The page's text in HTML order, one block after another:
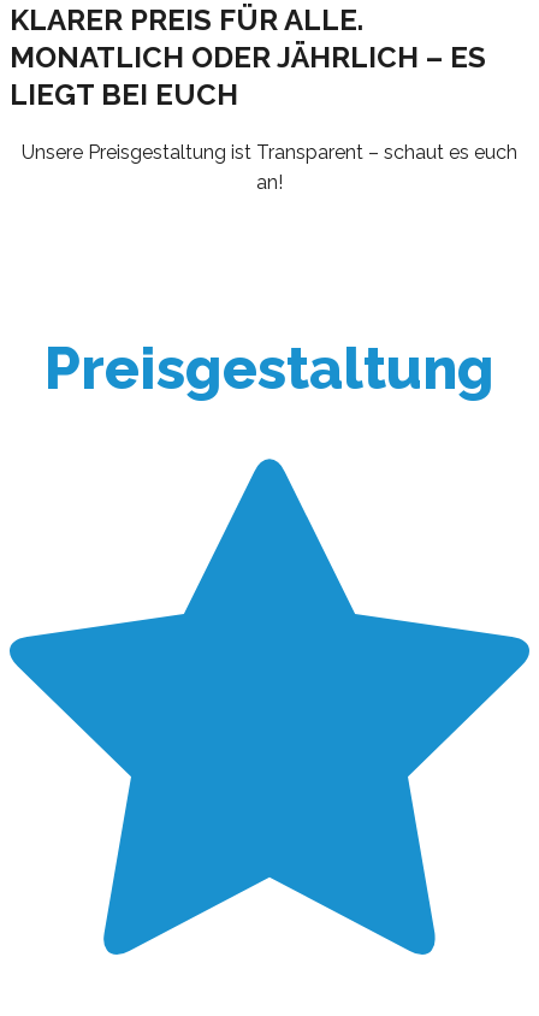
KLARER PREIS FÜR ALLE.
MONATLICH ODER JÄHRLICH – ES
LIEGT BEI EUCH
Unsere Preisgestaltung ist Transparent – schaut es euch
an!
Preisgestaltung